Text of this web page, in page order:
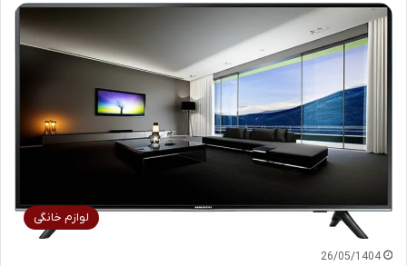
لوازم خانگی
26/05/1404